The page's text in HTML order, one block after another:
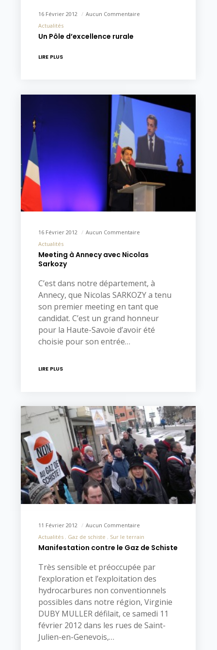
16 Février 2012
Aucun Commentaire
Actualités
Un Pôle d’excellence rurale
LIRE PLUS
16 Février 2012
Aucun Commentaire
Actualités
Meeting à Annecy avec Nicolas
Sarkozy
C’est dans notre département, à
Annecy, que Nicolas SARKOZY a tenu
son premier meeting en tant que
candidat. C’est un grand honneur
pour la Haute-Savoie d’avoir été
choisie pour son entrée…
LIRE PLUS
11 Février 2012
Aucun Commentaire
Actualités
Gaz de schiste Sur le terrain
Manifestation contre le Gaz de Schiste
Très sensible et préoccupée par
l’exploration et l’exploitation des
hydrocarbures non conventionnels
possibles dans notre région, Virginie
DUBY MULLER défilait, ce samedi 11
février 2012 dans les rues de Saint-
Julien-en-Genevois,…